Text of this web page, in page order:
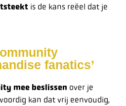
is de kans reëel dat je
fanatics’
mee beslissen over je
kan dat vrij eenvoudig,